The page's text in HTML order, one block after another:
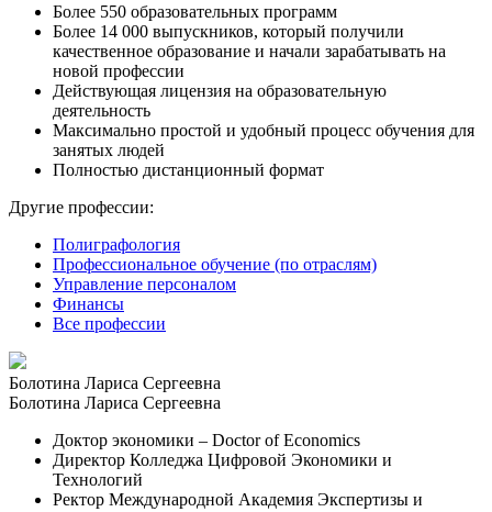
Более 550 образовательных программ
Более 14 000 выпускников, который получили
качественное образование и начали зарабатывать на
новой профессии
Действующая лицензия на образовательную
деятельность
Максимально простой и удобный процесс обучения для
занятых людей
Полностью дистанционный формат
Другие профессии:
Полиграфология
Профессиональное обучение (по отраслям)
Управление персоналом
Финансы
Все профессии
Болотина Лариса Сергеевна
Болотина Лариса Сергеевна
Доктор экономики – Doctor of Economics
Директор Колледжа Цифровой Экономики и
Технологий
Ректор Международной Академия Экспертизы и